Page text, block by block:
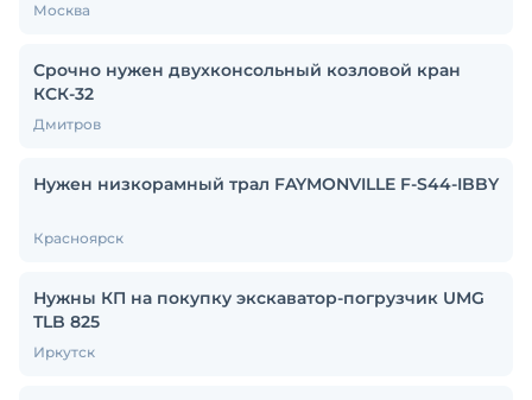
Москва
Срочно нужен двухконсольный козловой кран
КСК-32
Дмитров
Нужен низкорамный трал FAYMONVILLE F-S44-IBBY
Красноярск
Нужны КП на покупку экскаватор-погрузчик UMG
TLB 825
Иркутск